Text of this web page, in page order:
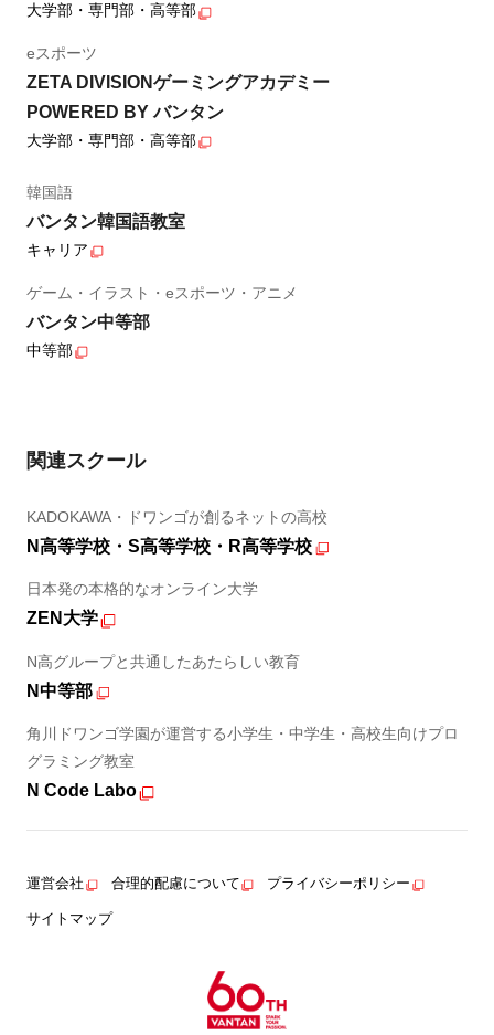
大学部・専門部・高等部
eスポーツ
ZETA DIVISIONゲーミングアカデミー
POWERED BY バンタン
大学部・専門部・高等部
韓国語
バンタン韓国語教室
キャリア
ゲーム・イラスト・eスポーツ・アニメ
バンタン中等部
中等部
関連スクール
KADOKAWA・ドワンゴが創るネットの高校
N高等学校・S高等学校・R高等学校
日本発の本格的なオンライン大学
ZEN大学
N高グループと共通したあたらしい教育
N中等部
角川ドワンゴ学園が運営する小学生・中学生・高校生向けプロ
グラミング教室
N Code Labo
運営会社 合理的配慮について プライバシーポリシー
サイトマップ